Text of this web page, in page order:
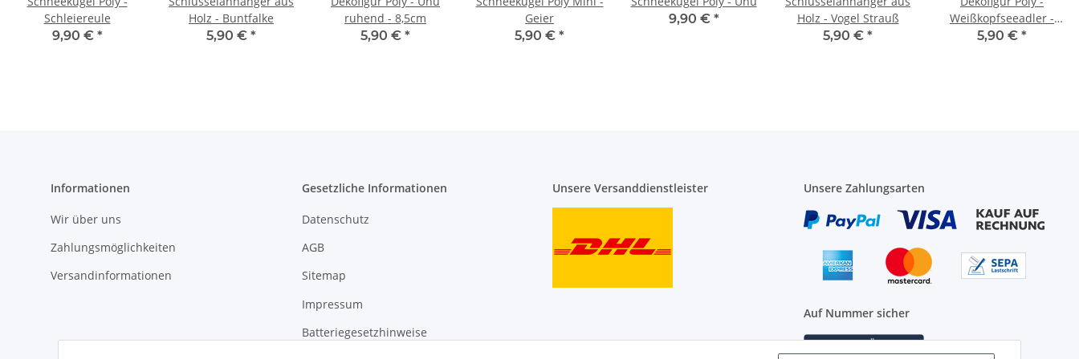
Schleiereule
9,90 € *
Holz - Buntfalke
5,90 € *
ruhend - 8,5cm
5,90 € *
Geier
5,90 € *
9,90 € *
Holz - Vogel Strauß
5,90 € *
Weißkopfseeadler -
12cm
5,90 € *
Informationen
Wir über uns
Zahlungsmöglichkeiten
Versandinformationen
Gesetzliche Informationen
Datenschutz
AGB
Sitemap
Impressum
Batteriegesetzhinweise
Unsere Versanddienstleister Unsere Zahlungsarten
Auf Nummer sicher